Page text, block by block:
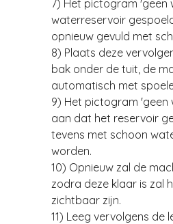
7) Het pictogram
waterreservoir
opnieuw gevuld met
8) Plaats deze
bak onder de tuit, de
automatisch met
9) Het pictogram
aan dat het reservoir
tevens met schoon
worden.
10) Opnieuw zal de
zodra deze klaar is zal
zichtbaar zijn.
11) Leeg vervolgens de